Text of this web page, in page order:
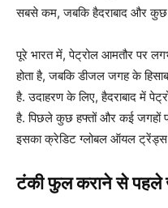
सबसे कम, जबकि हैदराबाद और कुछ
पूरे भारत में, पेट्रोल आमतौर पर
होता है, जबकि डीजल जगह के
है. उदाहरण के लिए, हैदराबाद में
है. पिछले कुछ हफ्तों और कई जगहों
इसका क्रेडिट ग्लोबल ऑयल ट्रेंड्स
टंकी फुल कराने से